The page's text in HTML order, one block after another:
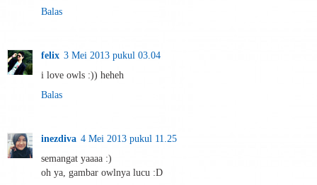
Balas
felix 3 Mei 2013 pukul 03.04
i love owls :)) heheh
Balas
inezdiva 4 Mei 2013 pukul 11.25
semangat yaaaa :)
oh ya, gambar owlnya lucu :D